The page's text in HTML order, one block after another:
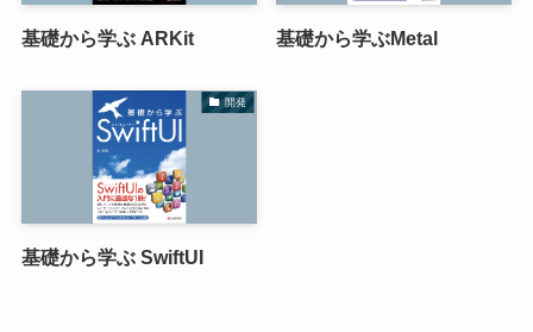
基礎から学ぶ ARKit 基礎から学ぶMetal
開発
基礎から学ぶ SwiftUI